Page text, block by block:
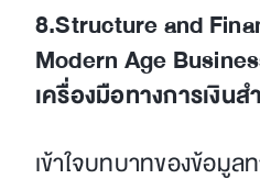
8.Structure and
Modern Age
เครื่องมือทางการเงิน
เข้าใจบทบาทของข้อมูล